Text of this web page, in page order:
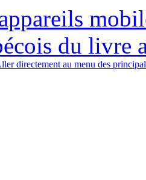
du livre
directement au menu des